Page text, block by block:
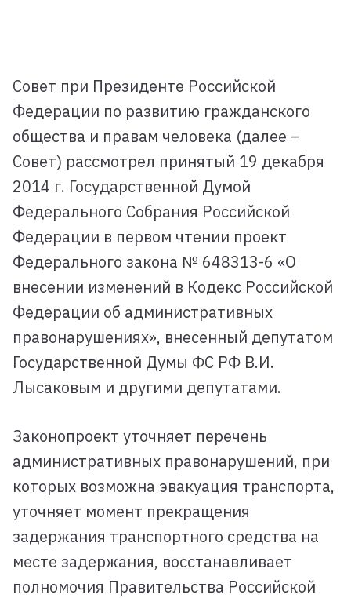
Совет при Президенте Российской
Федерации по развитию гражданского
общества и правам человека (далее –
Совет) рассмотрел принятый 19 декабря
2014 г. Государственной Думой
Федерального Собрания Российской
Федерации в первом чтении проект
Федерального закона № 648313-6 «О
внесении изменений в Кодекс Российской
Федерации об административных
правонарушениях», внесенный депутатом
Государственной Думы ФС РФ В.И.
Лысаковым и другими депутатами.
Законопроект уточняет перечень
административных правонарушений, при
которых возможна эвакуация транспорта,
уточняет момент прекращения
задержания транспортного средства на
месте задержания, восстанавливает
полномочия Правительства Российской